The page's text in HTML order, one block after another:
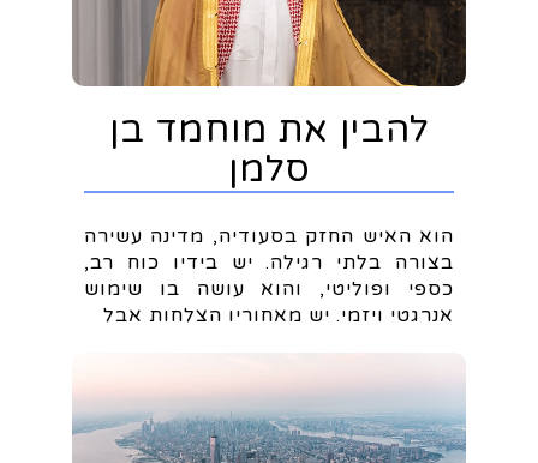
להבין את מוחמד בן
סלמן
הוא האיש החזק בסעודיה, מדינה עשירה
בצורה בלתי רגילה. יש בידיו כוח רב,
כספי ופוליטי, והוא עושה בו שימוש
אנרגטי ויזמי. יש מאחוריו הצלחות אבל